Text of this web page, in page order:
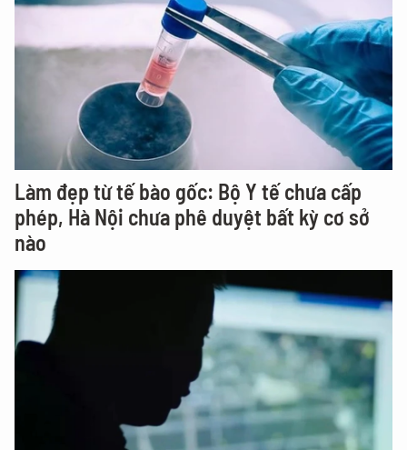
Làm đẹp từ tế bào gốc: Bộ Y tế chưa cấp
phép, Hà Nội chưa phê duyệt bất kỳ cơ sở
nào